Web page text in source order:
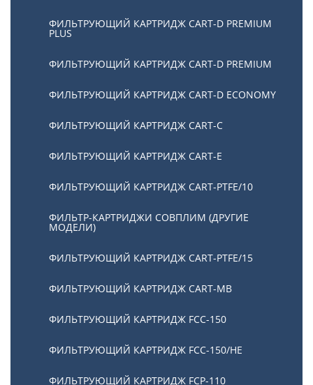
ФИЛЬТРУЮЩИЙ КАРТРИДЖ CART-D PREMIUM
PLUS
ФИЛЬТРУЮЩИЙ КАРТРИДЖ CART-D PREMIUM
ФИЛЬТРУЮЩИЙ КАРТРИДЖ CART-D ECONOMY
ФИЛЬТРУЮЩИЙ КАРТРИДЖ CART-C
ФИЛЬТРУЮЩИЙ КАРТРИДЖ CART-E
ФИЛЬТРУЮЩИЙ КАРТРИДЖ CART-PTFE/10
ФИЛЬТР-КАРТРИДЖИ СОВПЛИМ (ДРУГИЕ
МОДЕЛИ)
ФИЛЬТРУЮЩИЙ КАРТРИДЖ CART-PTFE/15
ФИЛЬТРУЮЩИЙ КАРТРИДЖ CART-MB
ФИЛЬТРУЮЩИЙ КАРТРИДЖ FCC-150
ФИЛЬТРУЮЩИЙ КАРТРИДЖ FCC-150/HE
ФИЛЬТРУЮЩИЙ КАРТРИДЖ FCP-110